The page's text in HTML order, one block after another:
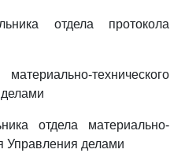
отдела протокола
технического
отдела материально-
Управления делами